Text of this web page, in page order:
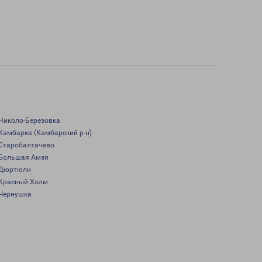
Березовка
(Камбарский р-н)
Амзя
Холм